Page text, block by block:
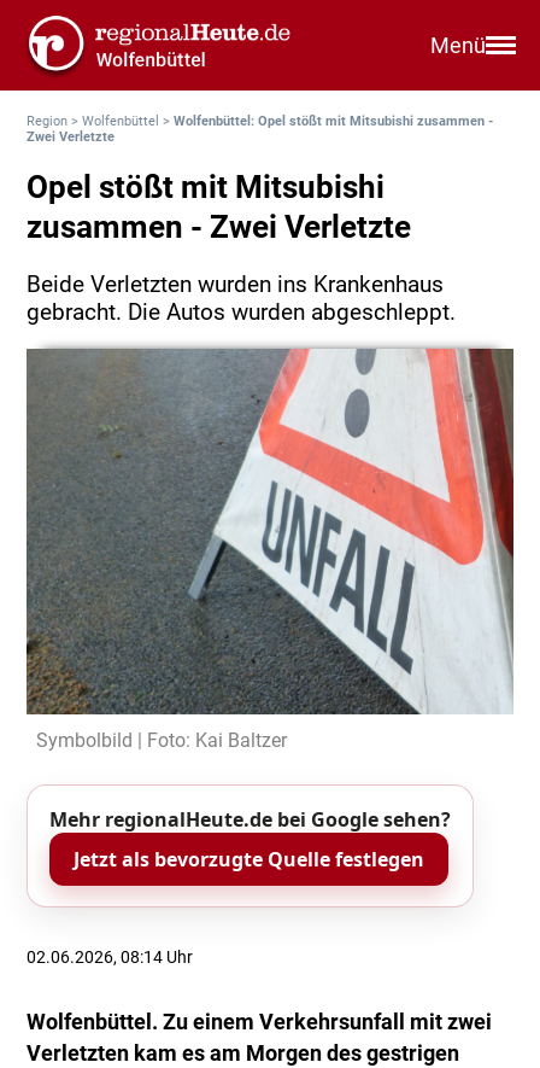
Menü
Region >Wolfenbüttel >Wolfenbüttel: Opel stößt mit Mitsubishi zusammen -
Zwei Verletzte
Opel stößt mit Mitsubishi
zusammen - Zwei Verletzte
Beide Verletzten wurden ins Krankenhaus
gebracht. Die Autos wurden abgeschleppt.
Symbolbild | Foto: Kai Baltzer
Mehr regionalHeute.de bei Google sehen?
Jetzt als bevorzugte Quelle festlegen
02.06.2026, 08:14 Uhr
Wolfenbüttel. Zu einem Verkehrsunfall mit zwei
Verletzten kam es am Morgen des gestrigen